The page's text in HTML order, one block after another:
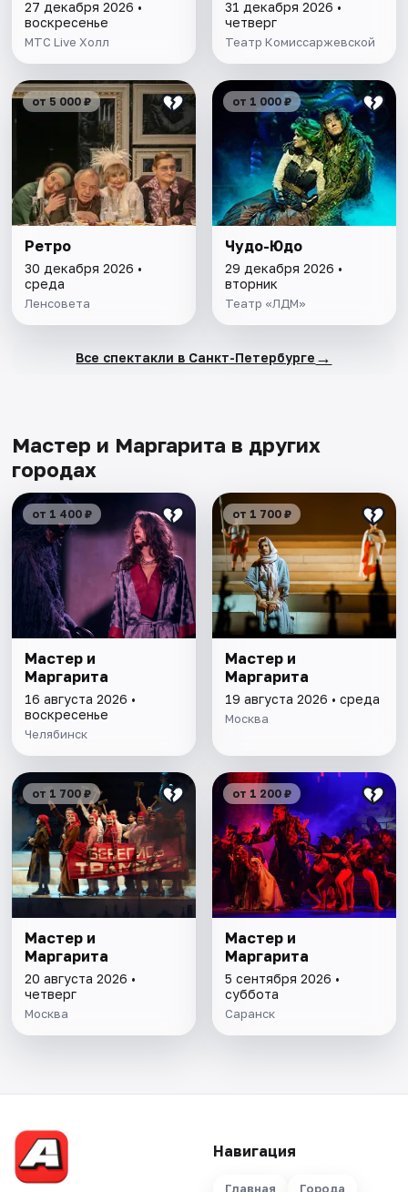
27 декабря 2026 •
воскресенье
МТС Live Холл
31 декабря 2026 •
четверг
Театр Комиссаржевской
от 5 000 ₽
Ретро
30 декабря 2026 •
среда
Ленсовета
от 1 000 ₽
Чудо-Юдо
29 декабря 2026 •
вторник
Театр «ЛДМ»
Все спектакли в Санкт-Петербурге →
Мастер и Маргарита в других
городах
от 1 400 ₽
Мастер и
Маргарита
16 августа 2026 •
воскресенье
Челябинск
от 1 700 ₽
Мастер и
Маргарита
19 августа 2026 • среда
Москва
от 1 700 ₽
Мастер и
Маргарита
20 августа 2026 •
четверг
Москва
от 1 200 ₽
Мастер и
Маргарита
5 сентября 2026 •
суббота
Саранск
Навигация
Главная Города